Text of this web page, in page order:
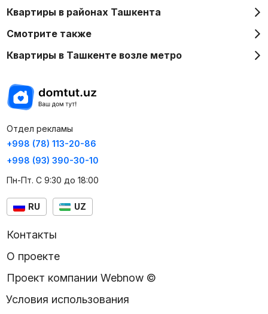
Квартиры в районах Ташкента
Смотрите также
Квартиры в Ташкенте возле метро
Отдел рекламы
+998 (78) 113-20-86
+998 (93) 390-30-10
Пн-Пт. С 9:30 до 18:00
RU UZ
Контакты
О проекте
Проект компании Webnow ©
Условия использования